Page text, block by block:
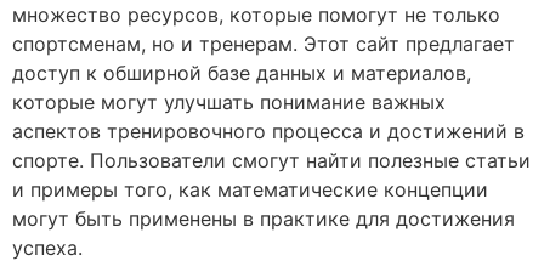
множество ресурсов, которые помогут не только
спортсменам, но и тренерам. Этот сайт предлагает
доступ к обширной базе данных и материалов,
которые могут улучшать понимание важных
аспектов тренировочного процесса и достижений в
спорте. Пользователи смогут найти полезные статьи
и примеры того, как математические концепции
могут быть применены в практике для достижения
успеха.